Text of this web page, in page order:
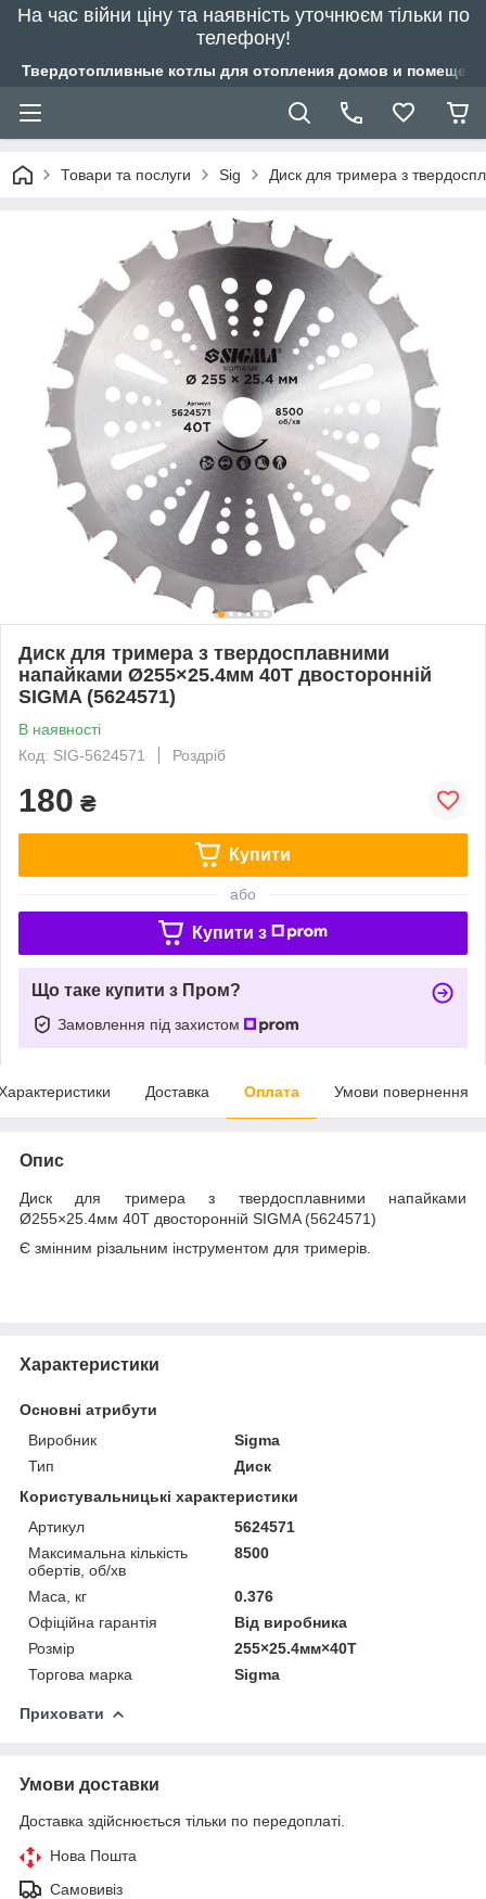
На час війни ціну та наявність уточнюєм тільки по
телефону!
Твердотопливные котлы для отопления домов и
Товари та послуги Sig Диск для тримера з
Диск для тримера з твердосплавними
напайками Ø255×25.4мм 40Т двосторонній
SIGMA (5624571)
В наявності
Код: SIG-5624571
Роздріб
180 ₴
Купити
або
Купити з
Що таке купити з Пром?
Замовлення під захистом
Доставка Оплата Умови повернення
Опис
Диск для тримера з твердосплавними напайками
Ø255×25.4мм 40Т двосторонній SIGMA (5624571)
Є змінним різальним інструментом для тримерів.
Характеристики
Основні атрибути
Виробник
Sigma
Тип
Диск
Користувальницькі характеристики
Артикул
5624571
Максимальна кількість
обертів, об/хв
8500
Маса, кг
0.376
Офіційна гарантія
Від виробника
Розмір
255×25.4мм×40Т
Торгова марка
Sigma
Приховати
Умови доставки
Доставка здійснюється тільки по передоплаті.
Нова Пошта
Самовивіз